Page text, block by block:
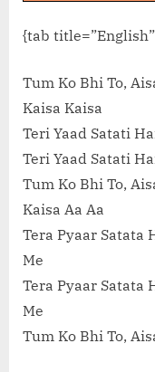
{tab
Tum Ko Bhi To,
Kaisa Kaisa
Teri Yaad Satati
Teri Yaad Satati
Tum Ko Bhi To,
Kaisa Aa Aa
Tera Pyaar Satata
Me
Tera Pyaar Satata
Me
Tum Ko Bhi To,